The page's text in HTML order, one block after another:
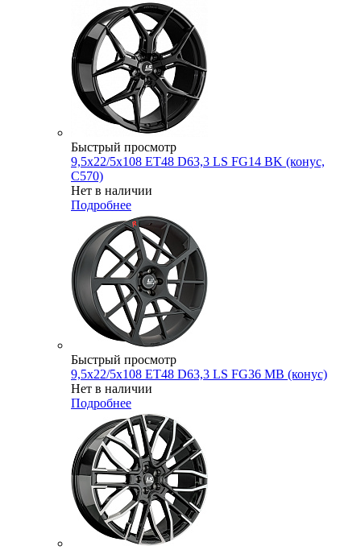
Быстрый просмотр
9,5x22/5x108 ET48 D63,3 LS FG14 BK (конус,
C570)
Нет в наличии
Подробнее
Быстрый просмотр
9,5x22/5x108 ET48 D63,3 LS FG36 MB (конус)
Нет в наличии
Подробнее